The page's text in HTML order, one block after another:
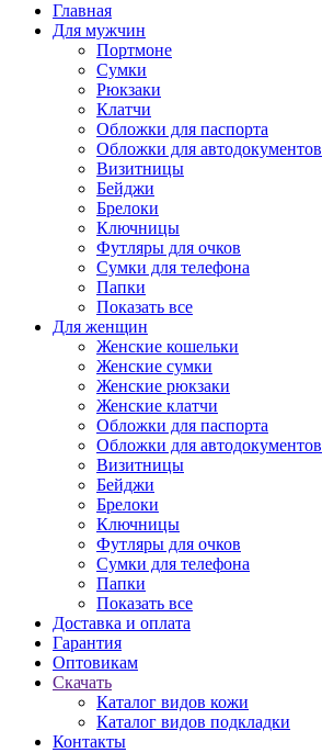
Главная
Для мужчин
Портмоне
Сумки
Рюкзаки
Клатчи
Обложки для паспорта
Обложки для автодокументов
Визитницы
Бейджи
Брелоки
Ключницы
Футляры для очков
Сумки для телефона
Папки
Показать все
Для женщин
Женские кошельки
Женские сумки
Женские рюкзаки
Женские клатчи
Обложки для паспорта
Обложки для автодокументов
Визитницы
Бейджи
Брелоки
Ключницы
Футляры для очков
Сумки для телефона
Папки
Показать все
Доставка и оплата
Гарантия
Оптовикам
Скачать
Каталог видов кожи
Каталог видов подкладки
Контакты